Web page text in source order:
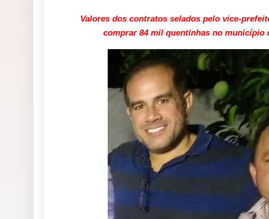
Valores dos contratos selados pelo vice-
comprar 84 mil quentinhas no município